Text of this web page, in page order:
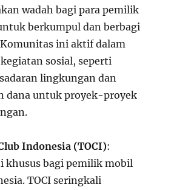
wadah bagi para pemilik
berkumpul dan berbagi
ini aktif dalam
sosial, seperti
lingkungan dan
dana untuk proyek-proyek
Indonesia (TOCI):
khusus bagi pemilik mobil
TOCI seringkali